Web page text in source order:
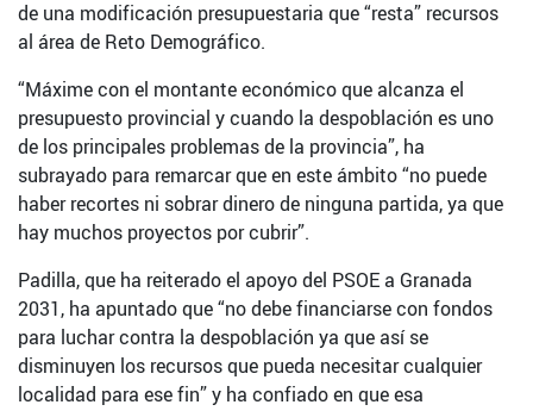
de una modificación presupuestaria que “resta” recursos
al área de Reto Demográfico.
“Máxime con el montante económico que alcanza el
presupuesto provincial y cuando la despoblación es uno
de los principales problemas de la provincia”, ha
subrayado para remarcar que en este ámbito “no puede
haber recortes ni sobrar dinero de ninguna partida, ya que
hay muchos proyectos por cubrir”.
Padilla, que ha reiterado el apoyo del PSOE a Granada
2031, ha apuntado que “no debe financiarse con fondos
para luchar contra la despoblación ya que así se
disminuyen los recursos que pueda necesitar cualquier
localidad para ese fin” y ha confiado en que esa